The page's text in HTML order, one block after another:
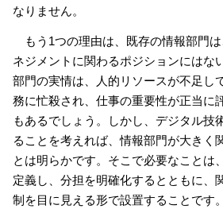
なりません。
もう1つの理由は、既存の情報部門
ネジメントに関わるポジションにはな
部門の実情は、人的リソースが不足し
務に忙殺され、仕事の重要性が正当に
もあるでしょう。しかし、デジタル技
ることを考えれば、情報部門が大きく
とは明らかです。そこで必要なことは
定義し、分担を明確化するとともに、
制を目に見える形で設置することです